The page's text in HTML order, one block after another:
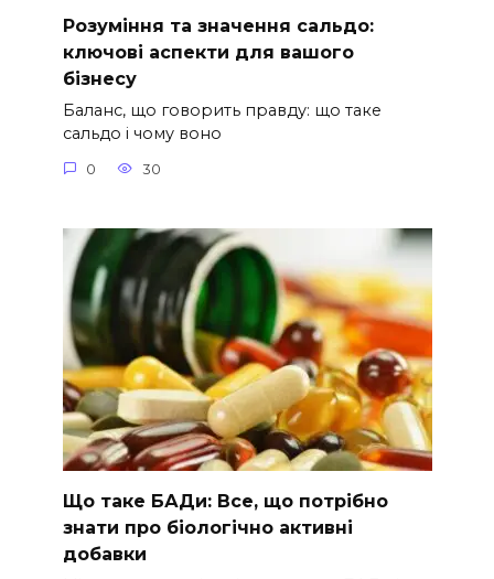
Розуміння та значення сальдо:
ключові аспекти для вашого
бізнесу
Баланс, що говорить правду: що таке
сальдо і чому воно
0 30
Що таке БАДи: Все, що потрібно
знати про біологічно активні
добавки